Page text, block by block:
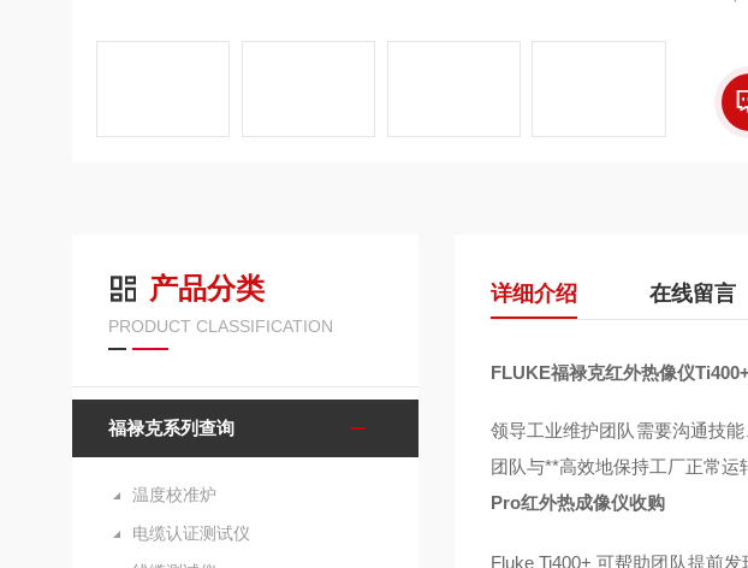
产品分类
PRODUCT CLASSIFICATION
福禄克系列查询
温度校准炉
电缆认证测试仪
详细介绍 在线留言
FLUKE福禄克红外热像仪
领导工业维护团队需要沟通技
团队与**高效地保持工厂正常运
Pro红外热成像仪收购
Fluke Ti400+ 可帮助团队提前